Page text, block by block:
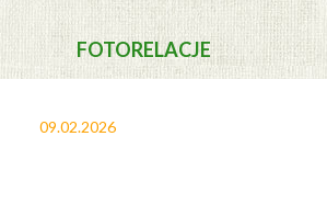
FOTORELACJE
09.02.2026